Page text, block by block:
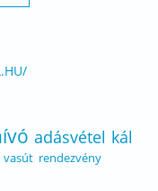
adásvétel kál
vasút rendezvény